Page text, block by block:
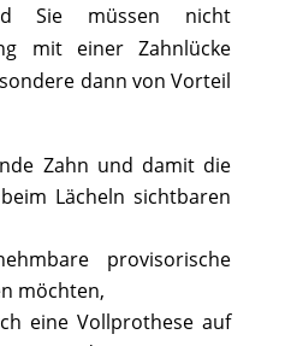
Sie müssen nicht
mit einer Zahnlücke
dann von Vorteil
Zahn und damit die
Lächeln sichtbaren
provisorische
möchten,
eine Vollprothese auf